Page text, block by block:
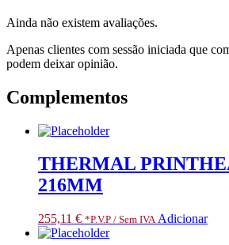
Ainda não existem avaliações.
Apenas clientes com sessão iniciada que
podem deixar opinião.
Complementos
THERMAL
216MM
255,11 € *P.V.P / Sem IVA Adicionar